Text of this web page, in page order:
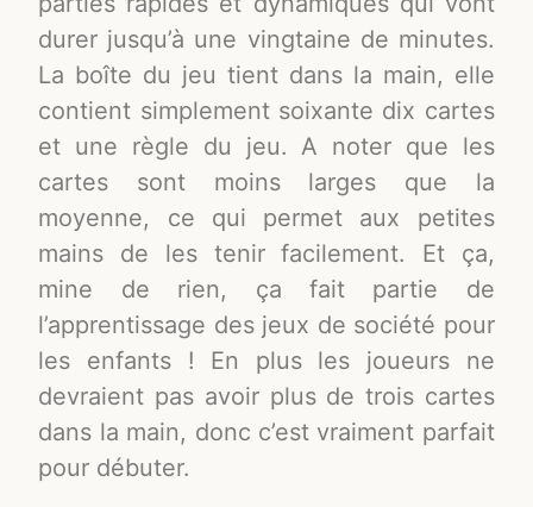
durer jusqu’à une vingtaine de minutes.
La boîte du jeu tient dans la main, elle
contient simplement soixante dix cartes
et une règle du jeu. A noter que les
cartes sont moins larges que la
moyenne, ce qui permet aux petites
mains de les tenir facilement. Et ça,
mine de rien, ça fait partie de
l’apprentissage des jeux de société pour
les enfants ! En plus les joueurs ne
devraient pas avoir plus de trois cartes
dans la main, donc c’est vraiment parfait
pour débuter.